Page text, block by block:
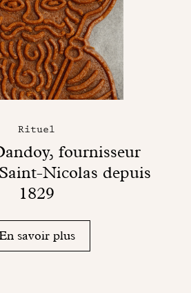
Rituel
fournisseur
Nicolas depuis
1829
savoir plus